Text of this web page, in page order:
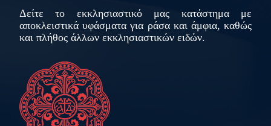
Δείτε το εκκλησιαστικό μας κατάστημα με
αποκλειστικά υφάσματα για ράσα και άμφια, καθώς
και πλήθος άλλων εκκλησιαστικών ειδών.